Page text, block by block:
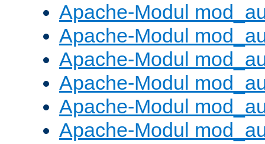
Apache-Modul
Apache-Modul
Apache-Modul
Apache-Modul
Apache-Modul
Apache-Modul